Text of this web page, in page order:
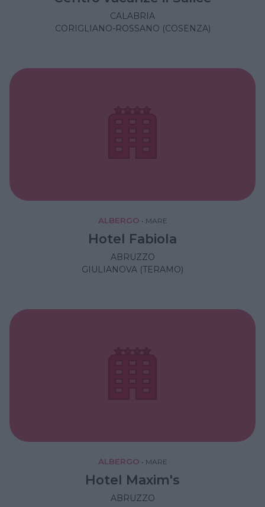
CALABRIA
CORIGLIANO-ROSSANO (COSENZA)
ALBERGO • MARE
Hotel Fabiola
ABRUZZO
GIULIANOVA (TERAMO)
ALBERGO • MARE
Hotel Maxim's
ABRUZZO